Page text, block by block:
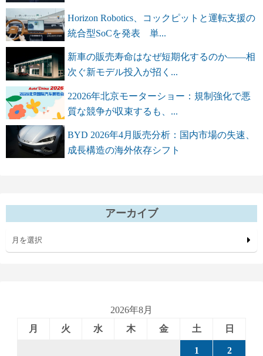
Horizon Robotics、コックピットと運転支援の
統合型SoCを発表 単...
新車の販売寿命はなぜ短期化するのか――相
次ぐ新モデル投入が招く...
22026年北京モーターショー：規制強化で悪
質な競争が収束するも、...
BYD 2026年4月販売分析：国内市場の失速、
成長構造の海外依存シフト
アーカイブ
月を選択
2026年8月
月
火 水 木 金 土 日
1 2